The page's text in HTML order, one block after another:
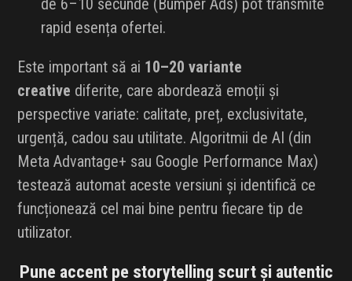
de 6–10 secunde (Bumper Ads) pot transmite
rapid esența ofertei.
Este important să ai 10–20 variante
creative diferite, care abordează emoții și
perspective variate: calitate, preț, exclusivitate,
urgență, cadou sau utilitate. Algoritmii de AI (din
Meta Advantage+ sau Google Performance Max)
testează automat aceste versiuni și identifică ce
funcționează cel mai bine pentru fiecare tip de
utilizator.
Pune accent pe storytelling scurt și autentic